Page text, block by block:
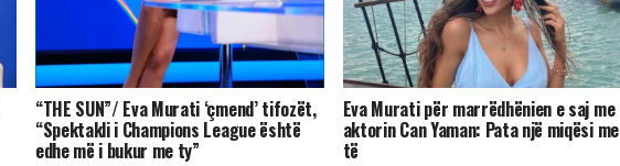
“THE SUN”/ Eva Murati ‘çmend’ tifozët,
“Spektakli i Champions League është
edhe më i bukur me ty”
Eva Murati për marrëdhënien e saj me
aktorin Can Yaman: Pata një miqësi me
të